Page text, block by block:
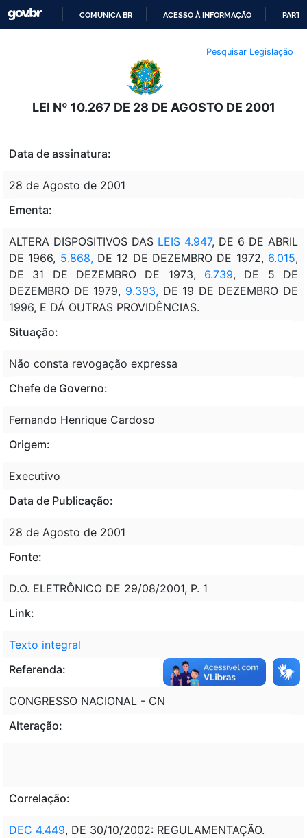
O
CONTEÚDO
COMUNICA BR ACESSO À INFORMAÇÃO
Pesquisar Legislação
LEI Nº 10.267 DE 28 DE AGOSTO DE 2001
Data de assinatura:
28 de Agosto de 2001
Ementa:
ALTERA DISPOSITIVOS DAS LEIS 4.947, DE 6 DE ABRIL
DE 1966, 5.868,DE 12 DE DEZEMBRO DE 1972, 6.015,
DE 31 DE DEZEMBRO DE 1973, 6.739, DE 5 DE
DEZEMBRO DE 1979, 9.393,DE 19 DE DEZEMBRO DE
1996, E DÁ OUTRAS PROVIDÊNCIAS.
Situação:
Não consta revogação expressa
Chefe de Governo:
Fernando Henrique Cardoso
Origem:
Executivo
Data de Publicação:
28 de Agosto de 2001
Fonte:
D.O. ELETRÔNICO DE 29/08/2001, P. 1
Link:
Texto integral
Referenda:
CONGRESSO NACIONAL - CN
Alteração:
Correlação:
DEC 4.449, DE 30/10/2002: REGULAMENTAÇÃO.